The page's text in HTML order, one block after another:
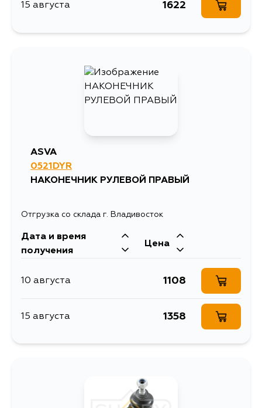
15 августа 1622
ASVA
0521DYR
НАКОНЕЧНИК РУЛЕВОЙ ПРАВЫЙ
Отгрузка со склада г. Владивосток
Дата и время
получения
Цена
10 августа 1108
15 августа 1358